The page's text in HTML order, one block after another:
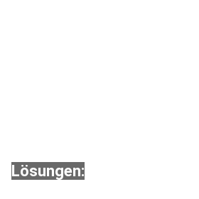
Lösungen: